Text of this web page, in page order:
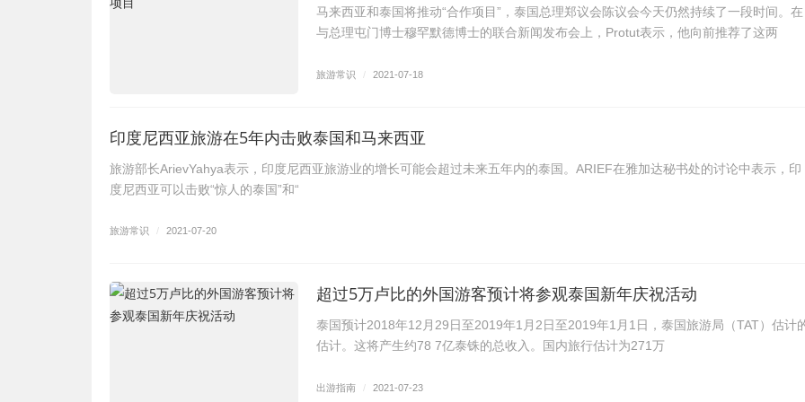
马来西亚和泰国将推动“合作项目”，泰国总理郑议会陈议会今天仍然持续了一段时间。在
与总理屯门博士穆罕默德博士的联合新闻发布会上，Protut表示，他向前推荐了这两
旅游常识 / 2021-07-18
印度尼西亚旅游在5年内击败泰国和马来西亚
旅游部长ArievYahya表示，印度尼西亚旅游业的增长可能会超过未来五年内的泰国。ARIEF在雅加达秘书处的讨论中表示，印
度尼西亚可以击败“惊人的泰国”和“
旅游常识 / 2021-07-20
超过5万卢比的外国游客预计将参观泰国新年庆祝活动
泰国预计2018年12月29日至2019年1月2日至2019年1月1日，泰国旅游局（TAT）估计
估计。这将产生约78 7亿泰铢的总收入。国内旅行估计为271万
出游指南 / 2021-07-23